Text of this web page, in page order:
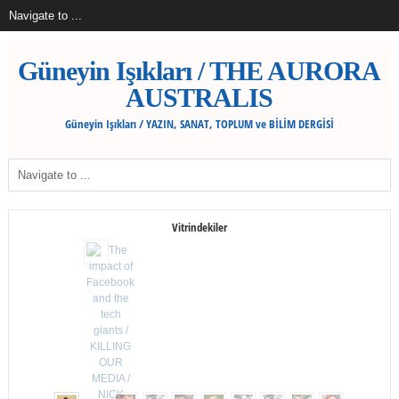
Güneyin Işıkları / THE AURORA
AUSTRALIS
Güneyin Işıkları / YAZIN, SANAT, TOPLUM ve BİLİM DERGİSİ
Vitrindekiler